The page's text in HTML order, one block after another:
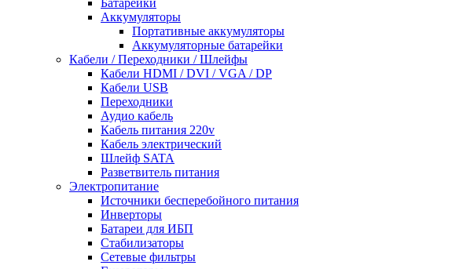
Батарейки
Аккумуляторы
Портативные аккумуляторы
Аккумуляторные батарейки
Кабели / Переходники / Шлейфы
Кабели HDMI / DVI / VGA / DP
Кабели USB
Переходники
Аудио кабель
Кабель питания 220v
Кабель электрический
Шлейф SATA
Разветвитель питания
Электропитание
Источники бесперебойного питания
Инверторы
Батареи для ИБП
Стабилизаторы
Сетевые фильтры